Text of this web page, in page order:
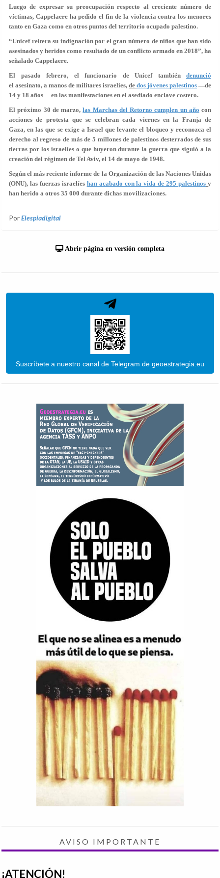
Luego de expresar su preocupación respecto al creciente número de
víctimas, Cappelaere ha pedido el fin de la violencia contra los menores
tanto en Gaza como en otros puntos del territorio ocupado palestino.
“Unicef reitera su indignación por el gran número de niños que han sido
asesinados y heridos como resultado de un conflicto armado en 2018”, ha
señalado Cappelaere.
El pasado febrero, el funcionario de Unicef también denunció
el asesinato, a manos de militares israelíes, de dos jóvenes palestinos —de
14 y 18 años— en las manifestaciones en el asediado enclave costero.
El próximo 30 de marzo,las Marchas del Retorno cumplen un año con
acciones de protesta que se celebran cada viernes en la Franja de
Gaza, en las que se exige a Israel que levante el bloqueo y reconozca el
derecho al regreso de más de 5 millones de palestinos desterrados de sus
tierras por los israelíes o que huyeron durante la guerra que siguió a la
creación del régimen de Tel Aviv, el 14 de mayo de 1948.
Según el más reciente informe de la Organización de las Naciones Unidas
(ONU), las fuerzas israelíes han acabado con la vida de 295 palestinos y
han herido a otros 35 000 durante dichas movilizaciones.
PorElespiadigital
Abrir página en versión completa
Suscríbete a nuestro canal de Telegram de geoestrategia.eu
AVISO IMPORTANTE
¡ATENCIÓN!